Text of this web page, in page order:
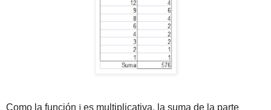
Como la función j es multiplicativa, la suma de la parte